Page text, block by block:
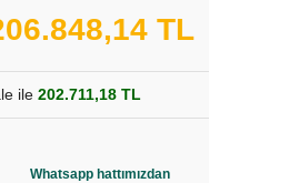
TL
ile 202.711,18 TL
Whatsapp hattımızdan